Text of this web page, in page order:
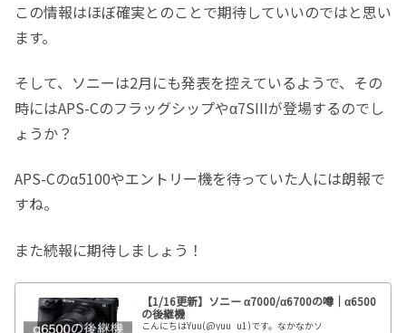
この情報はほぼ確実とのことで期待していいのではと思い
ます。
そして、ソニーは2月にも発表を控えているようで、その
時にはAPS-Cのフラッグシップやα7SIIIが登場するのでし
ょうか？
APS-Cのα5100やエントリー機を待っていた人には朗報で
すね。
また続報に期待しましょう！
【1/16更新】ソニー α7000/α6700の噂｜α6500
の後継機
こんにちはYuu(@yuu_u1)です。なかなかソ